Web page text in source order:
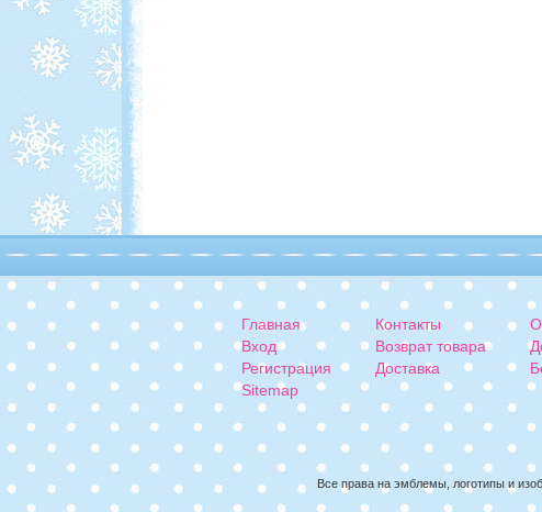
Главная
Вход
Регистрация
Sitemap
Контакты
Возврат товара
Доставка
Все права на эмблемы, логотипы и